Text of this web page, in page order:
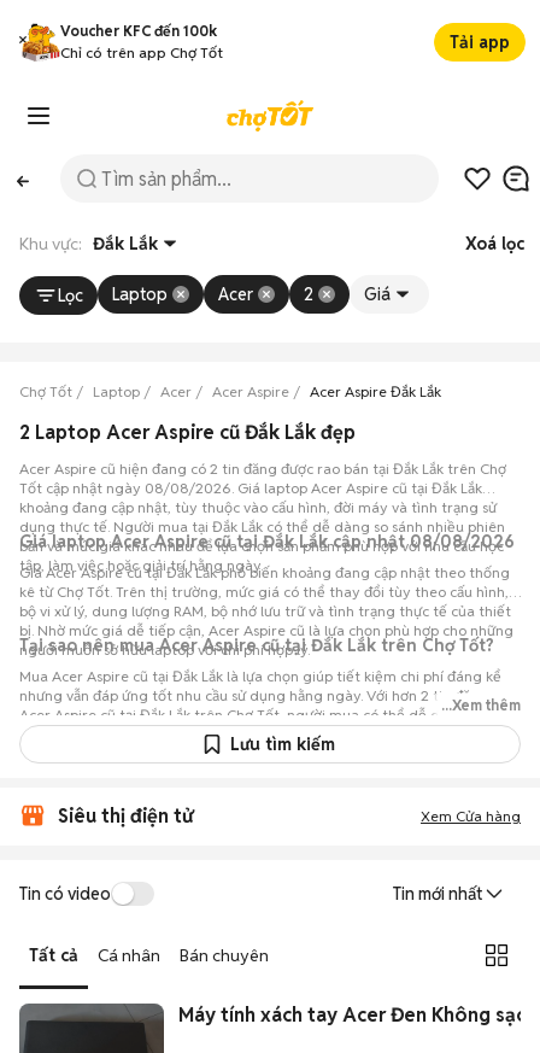
Voucher KFC đến 100k
Chỉ có trên app Chợ Tốt
Tải app
Khu vực: Đắk Lắk Xoá lọc
Lọc Laptop Acer 2 Giá
Chợ Tốt Laptop Acer Acer Aspire Acer Aspire Đắk Lắk
2 Laptop Acer Aspire cũ Đắk Lắk đẹp
Acer Aspire cũ hiện đang có 2 tin đăng được rao bán tại Đắk Lắk trên Chợ
Tốt cập nhật ngày 08/08/2026. Giá laptop Acer Aspire cũ tại Đắk Lắk
khoảng đang cập nhật, tùy thuộc vào cấu hình, đời máy và tình trạng sử
dụng thực tế. Người mua tại Đắk Lắk có thể dễ dàng so sánh nhiều phiên
bản và mức giá khác nhau để lựa chọn sản phẩm phù hợp với nhu cầu học
tập, làm việc hoặc giải trí hằng ngày.
Giá laptop Acer Aspire cũ tại Đắk Lắk cập nhật 08/08/2026
Giá Acer Aspire cũ tại Đắk Lắk phổ biến khoảng đang cập nhật theo thống
kê từ Chợ Tốt. Trên thị trường, mức giá có thể thay đổi tùy theo cấu hình,
bộ vi xử lý, dung lượng RAM, bộ nhớ lưu trữ và tình trạng thực tế của thiết
bị. Nhờ mức giá dễ tiếp cận, Acer Aspire cũ là lựa chọn phù hợp cho những
người muốn sở hữu laptop với chi phí hợp lý.
Tại sao nên mua Acer Aspire cũ tại Đắk Lắk trên Chợ Tốt?
Mua Acer Aspire cũ tại Đắk Lắk là lựa chọn giúp tiết kiệm chi phí đáng kể
nhưng vẫn đáp ứng tốt nhu cầu sử dụng hằng ngày. Với hơn 2 tin đăng
Acer Aspire cũ tại Đắk Lắk trên Chợ Tốt, người mua có thể dễ dàng tham
khảo nhiều mức giá và tình trạng máy khác nhau để lựa chọn sản phẩm
phù hợp với nhu cầu và ngân sách.
...Xem thêm
Lưu tìm kiếm
Siêu thị điện tử Xem Cửa hàng
Tin có video Tin mới nhất
Tất cả Cá nhân Bán chuyên
Máy tính xách tay Acer Đen Không sạc